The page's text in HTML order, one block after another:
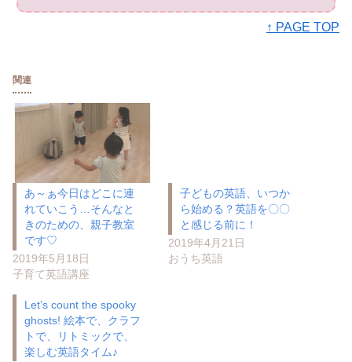
↑ PAGE TOP
関連
あ～ぁ今日はどこに連
れていこう…そんなと
きのための、親子教室
です♡
2019年5月18日
子育て英語講座
子どもの英語、いつか
ら始める？英語を〇〇
と感じる前に！
2019年4月21日
おうち英語
Let’s count the spooky
ghosts! 絵本で、クラフ
トで、リトミックで、
楽しむ英語タイム♪